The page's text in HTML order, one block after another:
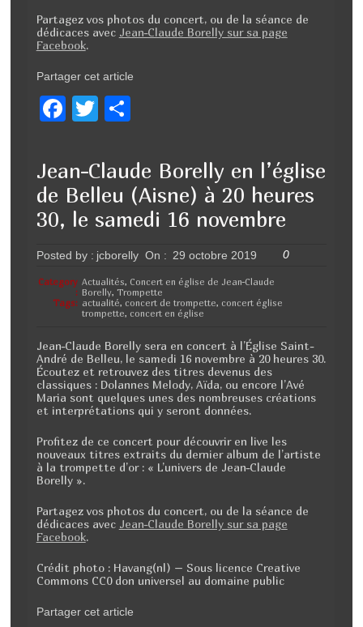
Partagez vos photos du concert, ou de la séance de
dédicaces avec Jean-Claude Borelly sur sa page
Facebook.
Partager cet article
F
c
e
b
o
k
T
tt
er
ta
g
er
Jean-Claude Borelly en l’église
de Belleu (Aisne) à 20 heures
30, le samedi 16 novembre
Posted by : jcborelly On : 29 octobre 2019 0
Category
:
Actualités, Concert en église de Jean-Claude
Borelly, Trompette
Tags: actualité, concert de trompette, concert église
trompette, concert en église
Jean-Claude Borelly sera en concert à l’Église Saint-
André de Belleu, le samedi 16 novembre à 20 heures 30.
Écoutez et retrouvez des titres devenus des
classiques : Dolannes Melody, Aïda, ou encore l’Avé
Maria sont quelques unes des nombreuses créations
et interprétations qui y seront données.
Profitez de ce concert pour découvrir en live les
nouveaux titres extraits du dernier album de l’artiste
à la trompette d’or : « L’univers de Jean-Claude
Borelly ».
Partagez vos photos du concert, ou de la séance de
dédicaces avec Jean-Claude Borelly sur sa page
Facebook.
Crédit photo : Havang(nl) – Sous licence Creative
Commons CC0 don universel au domaine public
Partager cet article